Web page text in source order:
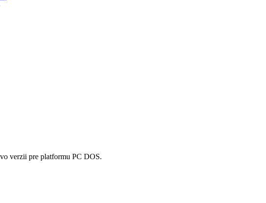
verzii pre platformu PC DOS.